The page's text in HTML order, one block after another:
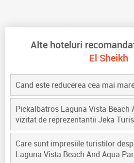
Alte hoteluri
El Sheikh
Cand este reducerea cea mai
Pickalbatros Laguna Vista Beach
vizitat de reprezentantii Jeka
Care sunt impresiile turistilor
Laguna Vista Beach And Aqua